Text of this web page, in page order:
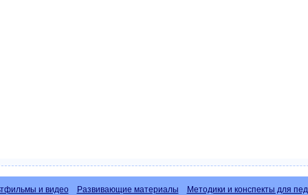
и видео Развивающие материалы
Методики и конспекты для